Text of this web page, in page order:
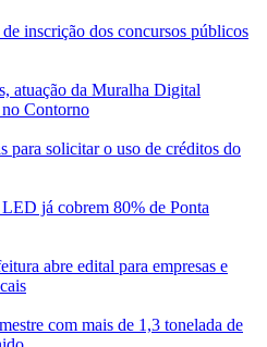
inscrição dos concursos públicos
atuação da Muralha Digital
Contorno
para solicitar o uso de créditos do
já cobrem 80% de Ponta
abre edital para empresas e
com mais de 1,3 tonelada de